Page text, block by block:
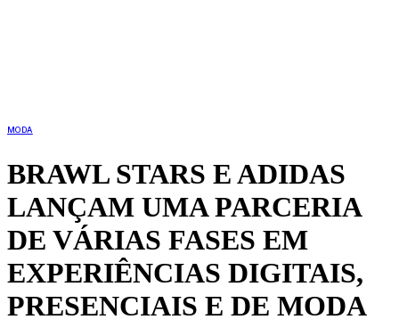
MODA
BRAWL STARS E ADIDAS
LANÇAM UMA PARCERIA
DE VÁRIAS FASES EM
EXPERIÊNCIAS DIGITAIS,
PRESENCIAIS E DE MODA